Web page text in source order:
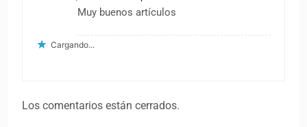
Muy buenos artículos
Cargando...
Los comentarios están cerrados.